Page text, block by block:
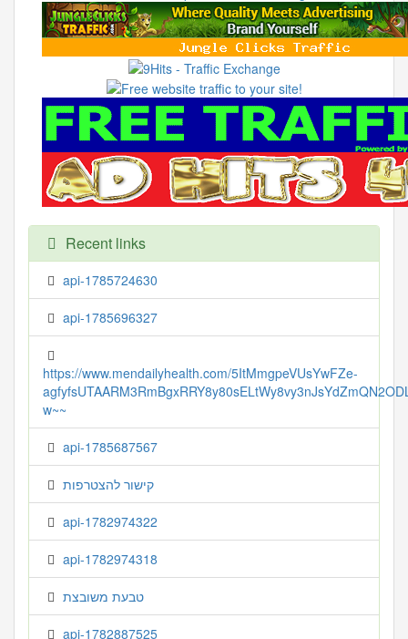
Recent links
api-1785724630
api-1785696327
https://www.mendailyhealth.com/5ItMmgpeVUsYwFZe-
w~~
api-1785687567
קישור להצטרפות
api-1782974322
api-1782974318
טבעת משובצת
api-1782887525